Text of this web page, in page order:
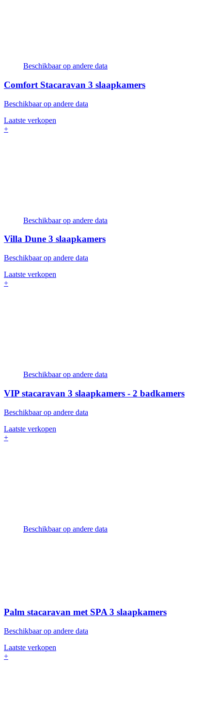
Beschikbaar op andere data
Comfort Stacaravan 3 slaapkamers
Beschikbaar op andere data
Laatste verkopen
+
Beschikbaar op andere data
Villa Dune 3 slaapkamers
Beschikbaar op andere data
Laatste verkopen
+
Beschikbaar op andere data
VIP stacaravan 3 slaapkamers - 2 badkamers
Beschikbaar op andere data
Laatste verkopen
+
Beschikbaar op andere data
Palm stacaravan met SPA3 slaapkamers
Beschikbaar op andere data
Laatste verkopen
+